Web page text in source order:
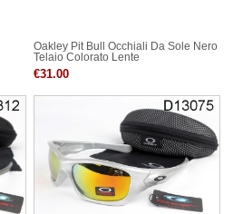
Oakley Pit Bull Occhiali Da Sole Nero
Telaio Colorato Lente
€31.00